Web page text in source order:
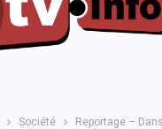
Société Reportage –